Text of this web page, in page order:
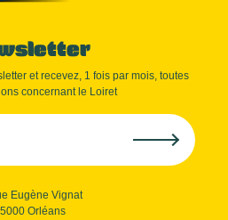
et recevez, 1 fois par mois, toutes
concernant le Loiret
Eugène Vignat
Orléans